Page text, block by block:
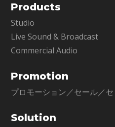
Products
Studio
Live Sound & Broadcast
Commercial Audio
Promotion
プロモーション／セール／
Solution